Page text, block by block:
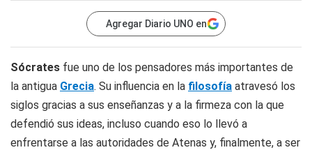
Agregar Diario UNO en
Sócrates fue uno de los pensadores más importantes de
la antigua Grecia. Su influencia en la filosofía atravesó los
siglos gracias a sus enseñanzas y a la firmeza con la que
defendió sus ideas, incluso cuando eso lo llevó a
enfrentarse a las autoridades de Atenas y, finalmente, a ser